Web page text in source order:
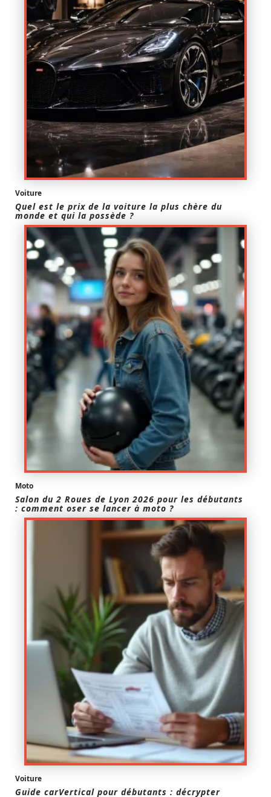
Voiture
Quel est le prix de la voiture la plus chère du
monde et qui la possède ?
Moto
Salon du 2 Roues de Lyon 2026 pour les débutants
: comment oser se lancer à moto ?
Voiture
Guide carVertical pour débutants : décrypter